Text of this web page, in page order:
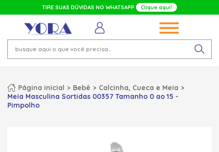
TIRE SUAS DÚVIDAS NO WHATSAPP Clique aqui!
Página inicial Bebê
Calcinha, Cueca e Meia
Meia Masculina Sortidas 00357 Tamanho 0 ao 15 -
Pimpolho